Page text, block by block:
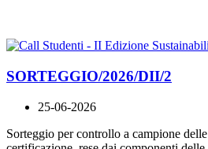
SORTEGGIO/2026/DII/2
25-06-2026
Sorteggio per controllo a campione